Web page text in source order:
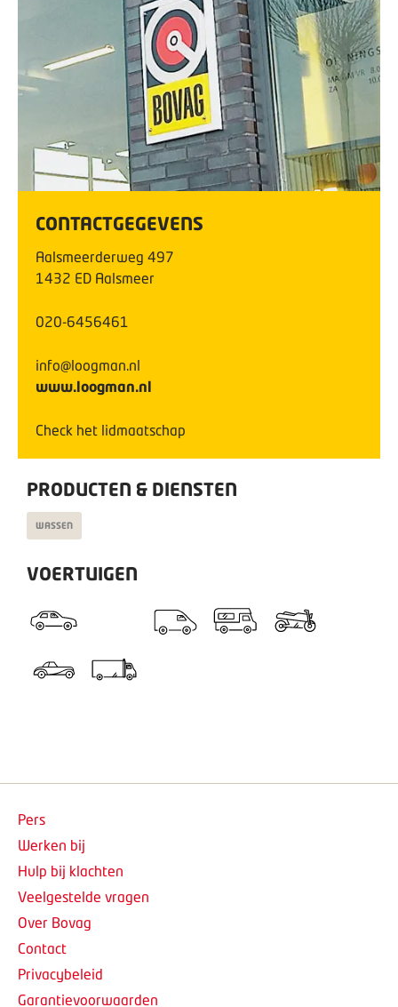
CONTACTGEGEVENS
Aalsmeerderweg 497
1432 ED Aalsmeer
020-6456461
info@loogman.nl
www.loogman.nl
Check het lidmaatschap
PRODUCTEN & DIENSTEN
WASSEN
VOERTUIGEN
Pers
Werken bij
Hulp bij klachten
Veelgestelde vragen
Over Bovag
Contact
Privacybeleid
Garantievoorwaarden